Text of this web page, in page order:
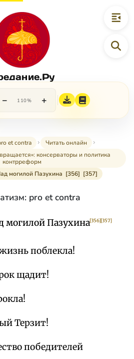
− 110% +
et contra
Читать онлайн
консерваторы и политика
контрреформ
могилой Пазухина [356] [357]
pro et contra
могилой Пазухина[356][357]
поблекла!
щадит!
Терзит!
победителей